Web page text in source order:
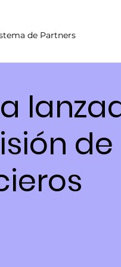
de Partners
de